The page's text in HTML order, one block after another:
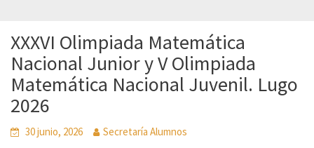
XXXVI Olimpiada Matemática
Nacional Junior y V Olimpiada
Matemática Nacional Juvenil. Lugo
2026
30 junio, 2026 Secretaría Alumnos